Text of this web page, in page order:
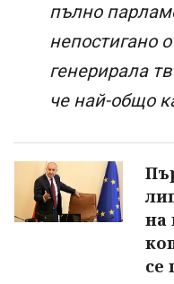
пълно
непостигано
генерирала
че най-общо
на
се